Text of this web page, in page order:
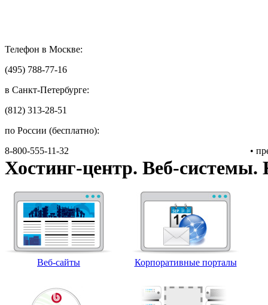
Телефон в Москве:
(495) 788-77-16
в Санкт-Петербурге:
(812) 313-28-51
по России (бесплатно):
8-800-555-11-32
•
Хостинг-центр. Веб-системы.
Веб-сайты Корпоративные порталы